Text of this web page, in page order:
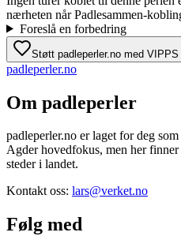
nærheten når Padlesammen-
Foreslå en forbedring
Støtt padleperler.no med VIPPS
padleperler.no
Om padleperler
padleperler.no er laget for deg
Agder hovedfokus, men her
steder i landet.
Kontakt oss: lars@verket.no
Følg med